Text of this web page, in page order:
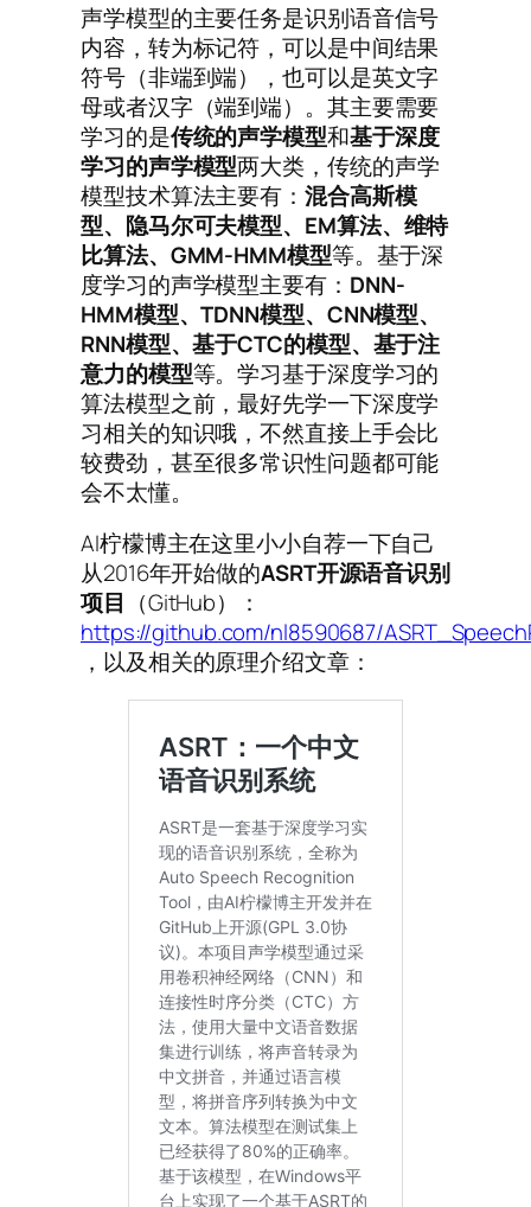
声学模型的主要任务是识别语音信号
内容，转为标记符，可以是中间结果
符号（非端到端），也可以是英文字
母或者汉字（端到端）。其主要需要
学习的是传统的声学模型和基于深度
学习的声学模型两大类，传统的声学
模型技术算法主要有： 混合高斯模
型、隐马尔可夫模型、 EM算法、维特
比算法、GMM-HMM模型等。基于深
度学习的声学模型主要有： DNN-
HMM模型、TDNN模型、CNN模型、
RNN模型、基于CTC的模型、基于注
意力的模型等。学习基于深度学习的
算法模型之前，最好先学一下深度学
习相关的知识哦，不然直接上手会比
较费劲，甚至很多常识性问题都可能
会不太懂。
AI柠檬博主在这里小小自荐一下自己
从2016年开始做的ASRT开源语音识别
项目 （GitHub）：
https://github.com/nl8590687/
，以及相关的原理介绍文章：